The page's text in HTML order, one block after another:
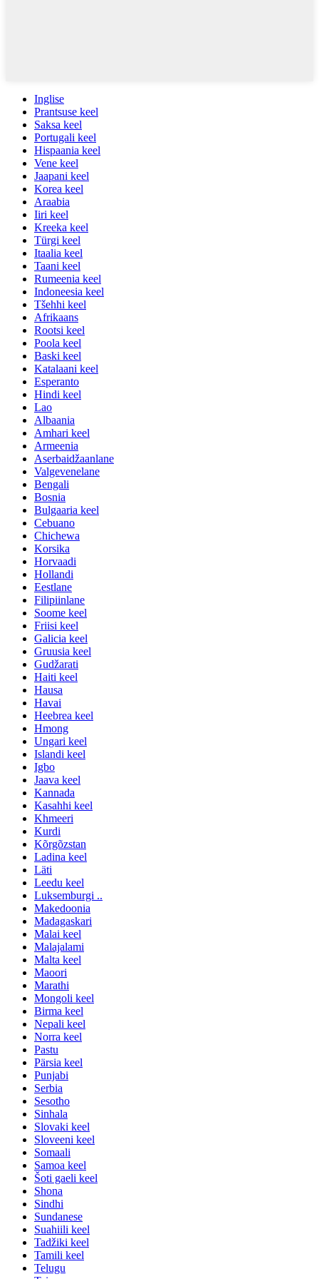
Inglise
Prantsuse keel
Saksa keel
Portugali keel
Hispaania keel
Vene keel
Jaapani keel
Korea keel
Araabia
Iiri keel
Kreeka keel
Türgi keel
Itaalia keel
Taani keel
Rumeenia keel
Indoneesia keel
Tšehhi keel
Afrikaans
Rootsi keel
Poola keel
Baski keel
Katalaani keel
Esperanto
Hindi keel
Lao
Albaania
Amhari keel
Armeenia
Aserbaidžaanlane
Valgevenelane
Bengali
Bosnia
Bulgaaria keel
Cebuano
Chichewa
Korsika
Horvaadi
Hollandi
Eestlane
Filipiinlane
Soome keel
Friisi keel
Galicia keel
Gruusia keel
Gudžarati
Haiti keel
Hausa
Havai
Heebrea keel
Hmong
Ungari keel
Islandi keel
Igbo
Jaava keel
Kannada
Kasahhi keel
Khmeeri
Kurdi
Kõrgõzstan
Ladina keel
Läti
Leedu keel
Luksemburgi ..
Makedoonia
Madagaskari
Malai keel
Malajalami
Malta keel
Maoori
Marathi
Mongoli keel
Birma keel
Nepali keel
Norra keel
Pastu
Pärsia keel
Punjabi
Serbia
Sesotho
Sinhala
Slovaki keel
Sloveeni keel
Somaali
Samoa keel
Šoti gaeli keel
Shona
Sindhi
Sundanese
Suahiili keel
Tadžiki keel
Tamili keel
Telugu